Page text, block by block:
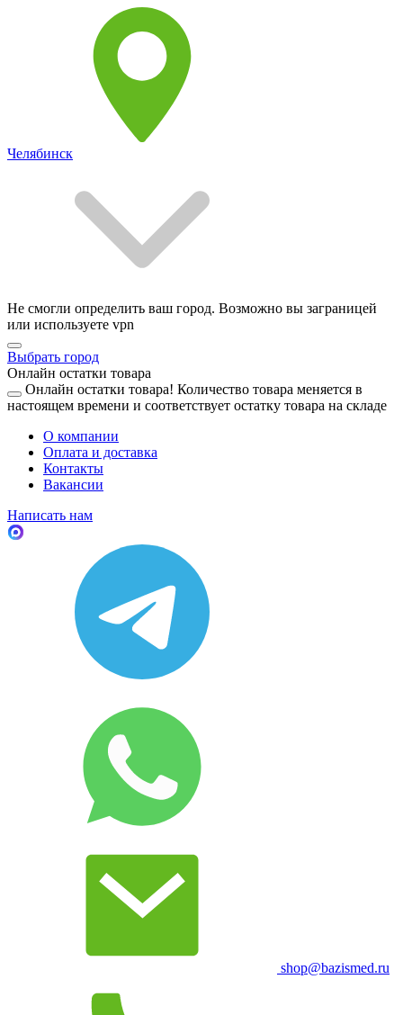
Челябинск
Не смогли определить ваш город. Возможно вы заграницей
или используете vpn
Выбрать город
Онлайн остатки товара
Онлайн остатки товара! Количество товара меняется в
настоящем времени и соответствует остатку товара на складе
О компании
Оплата и доставка
Контакты
Вакансии
Написать нам
shop@bazismed.ru